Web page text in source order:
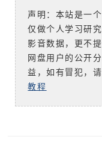
声明：本站是一
仅做个人学习研
影音数据，更不
网盘用户的公开
益，如有冒犯，
教程